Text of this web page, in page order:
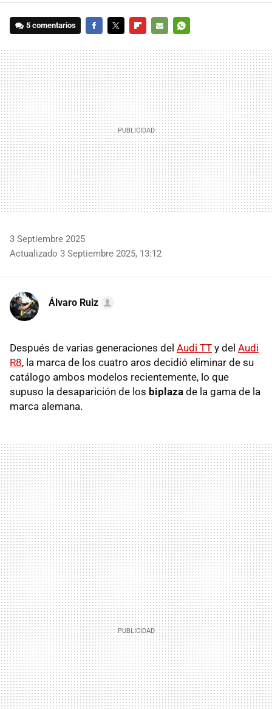
5 comentarios
MAIL
3 Septiembre 2025
Actualizado 3 Septiembre 2025, 13:12
Álvaro Ruiz
Después de varias generaciones del Audi TT y del Audi
R8, la marca de los cuatro aros decidió eliminar de su
catálogo ambos modelos recientemente, lo que
supuso la desaparición de los biplaza de la gama de la
marca alemana.